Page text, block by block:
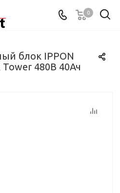
0
блок IPPON
Tower 480В 40Ач